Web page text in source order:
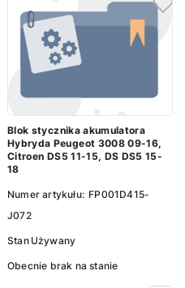
Blok stycznika akumulatora
Hybryda Peugeot 3008 09-16,
Citroen DS5 11-15, DS DS5 15-
18
Numer artykułu: FP001D415-
J072
Stan Używany
Obecnie brak na stanie